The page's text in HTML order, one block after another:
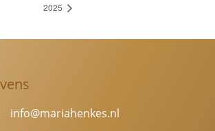
2025
info@mariahenkes.nl